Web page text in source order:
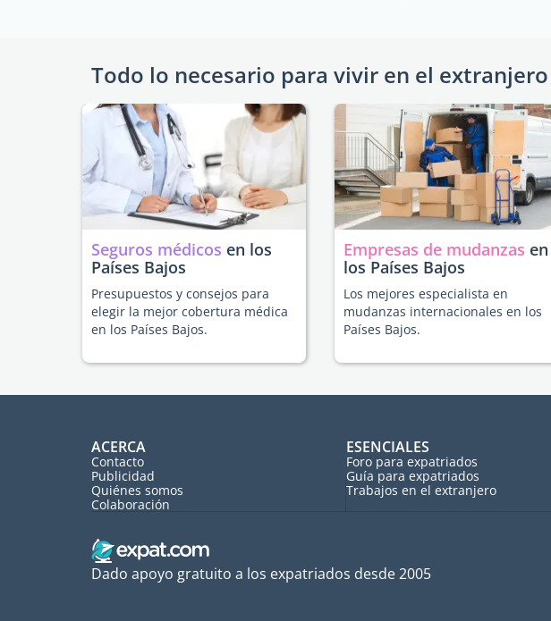
Todo lo necesario para vivir en el extranjero
Seguros médicos en los
Países Bajos
Presupuestos y consejos para
elegir la mejor cobertura médica
en los Países Bajos.
Empresas de mudanzas en
los Países Bajos
Los mejores especialista en
mudanzas internacionales en los
Países Bajos.
ACERCA
Contacto
Publicidad
Quiénes somos
Colaboración
ESENCIALES
Foro para expatriados
Guía para expatriados
Trabajos en el extranjero
Dado apoyo gratuito a los expatriados desde 2005